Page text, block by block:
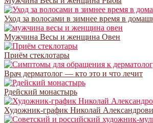
Уход за волосами в зимнее время в
Мужчина Весы и женщина Овен
Приём стеклотары
Врач дерматолог — кто это и что лечит
Рдейский монастырь
Художник-график Николай